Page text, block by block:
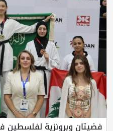
فضيتان وبرونزية لفلسطين